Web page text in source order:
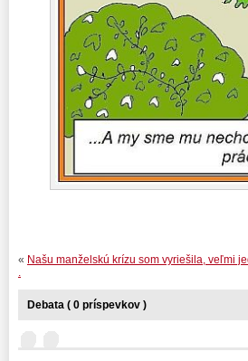
« Našu manželskú krízu som vyriešila, veľmi
Debata ( 0 príspevkov )